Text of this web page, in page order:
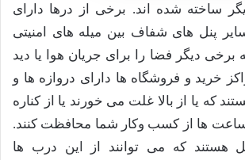
ساخته شده اند. برخی از درها دارای
پنل های شفاف بین میله های امنیتی
برخی دیگر فضا را برای جریان هوا یا دید
خرید و فروشگاه ها دارای دروازه ها و
که یا از بالا غلت می خورند یا از کناره
ساعت ها از کسب وکار شما محافظت کنند.
هستند که می توانند از این درب ها